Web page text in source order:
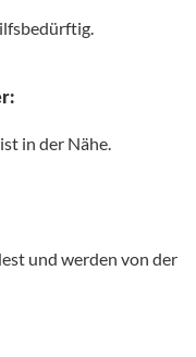
in der Nähe.
und werden von der